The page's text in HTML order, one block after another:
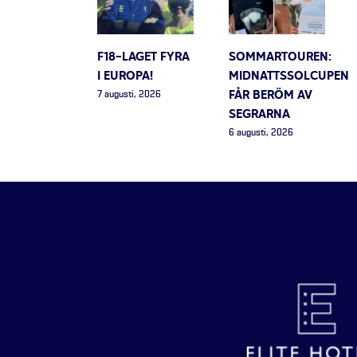
F18-LAGET FYRA
I EUROPA!
7 augusti, 2026
SOMMARTOUREN:
MIDNATTSSOLCUPEN
FÅR BERÖM AV
SEGRARNA
6 augusti, 2026